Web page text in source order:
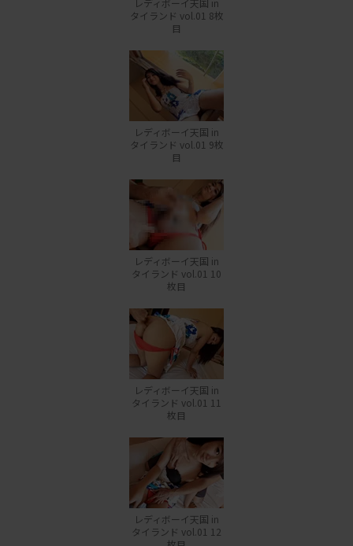
レディボーイ天国 in
タイランド vol.01 8枚
目
レディボーイ天国 in
タイランド vol.01 9枚
目
レディボーイ天国 in
タイランド vol.01 10
枚目
レディボーイ天国 in
タイランド vol.01 11
枚目
レディボーイ天国 in
タイランド vol.01 12